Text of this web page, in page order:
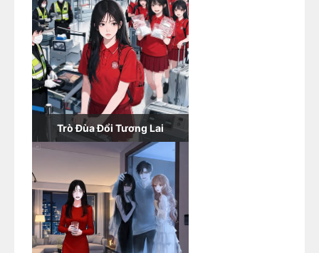
Trò Đùa Đổi Tương Lai